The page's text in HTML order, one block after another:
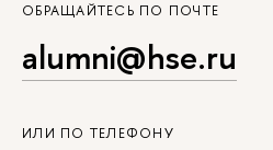
ОБРАЩАЙТЕСЬ ПО ПОЧТЕ
alumni@hse.ru
ИЛИ ПО ТЕЛЕФОНУ